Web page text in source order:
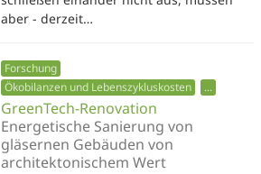
aber - derzeit…
Forschung
Ökobilanzen und Lebenszykluskosten
...
GreenTech-Renovation
Energetische Sanierung von
gläsernen Gebäuden von
architektonischem Wert